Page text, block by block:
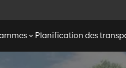
Planification des